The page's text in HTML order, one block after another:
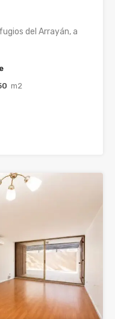
del Arrayán, a
m2